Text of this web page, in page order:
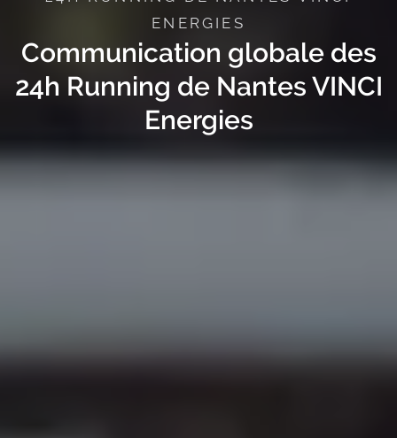
ENERGIES
Communication globale des
24h Running de Nantes VINCI
Energies